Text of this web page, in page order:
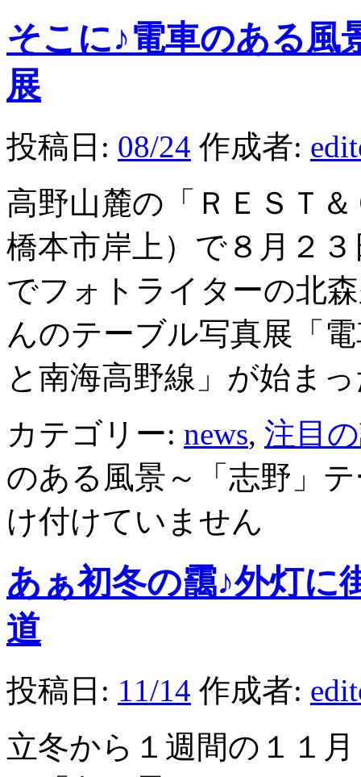
そこに♪電車のある風
展
投稿日: 08/24 作成者:
高野山麓の「ＲＥＳＴ
橋本市岸上）で８月２
でフォトライターの北
んのテーブル写真展「
と南海高野線」が始ま
カテゴリー: news, 注目
のある風景～「志野」
け付けていません
あぁ初冬の靄♪外灯に
道
投稿日: 11/14 作成者:
立冬から１週間の１１